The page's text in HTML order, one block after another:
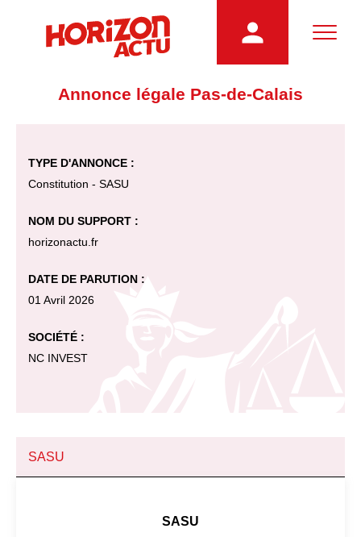
Annonce légale Pas-de-Calais
TYPE D'ANNONCE :
Constitution - SASU
NOM DU SUPPORT :
horizonactu.fr
DATE DE PARUTION :
01 Avril 2026
SOCIÉTÉ :
NC INVEST
SASU
SASU